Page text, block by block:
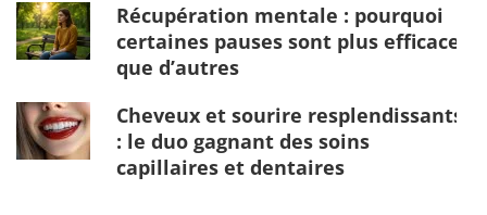
Récupération mentale : pourquoi
certaines pauses sont plus efficaces
que d’autres
Cheveux et sourire resplendissants
: le duo gagnant des soins
capillaires et dentaires